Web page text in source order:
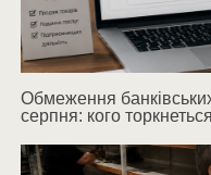
Обмеження
серпня: кого